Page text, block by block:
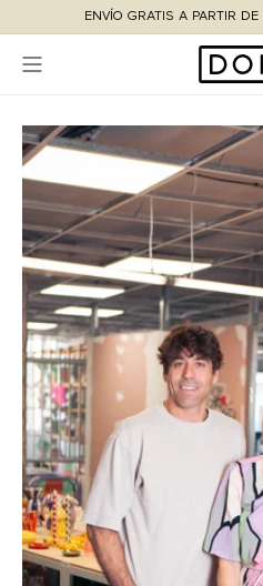
directamenteENVÍO GRATIS A PARTIR